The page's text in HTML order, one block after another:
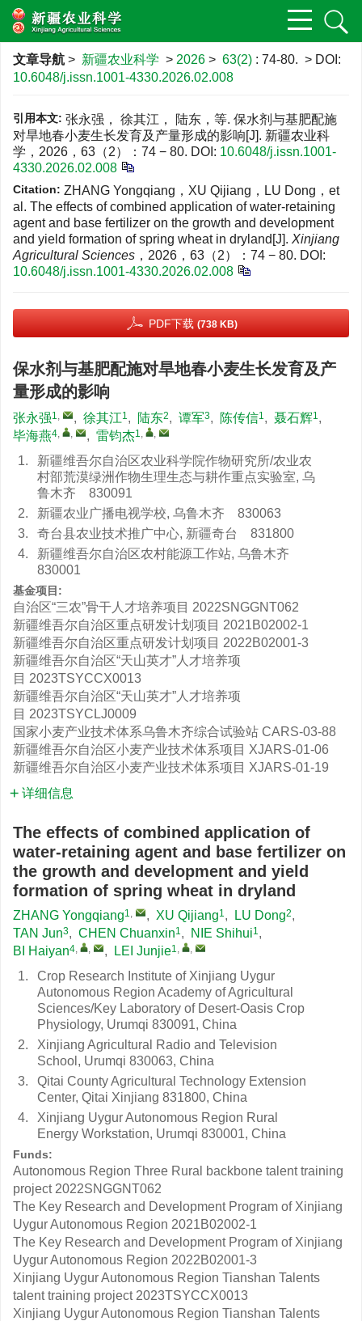
文章导航 > 新疆农业科学 > 2026 > 63(2) : 74-80. > DOI:
10.6048/j.issn.1001-4330.2026.02.008
引用本文: 张永强， 徐其江， 陆东，等. 保水剂与基肥配施
对旱地春小麦生长发育及产量形成的影响[J]. 新疆农业科
学，2026，63（2）：74 − 80. DOI: 10.6048/j.issn.1001-
4330.2026.02.008
Citation: ZHANG Yongqiang，XU Qijiang，LU Dong，et
al. The effects of combined application of water-retaining
agent and base fertilizer on the growth and development
and yield formation of spring wheat in dryland[J]. Xinjiang
Agricultural Sciences ，2026，63（2）：74 − 80. DOI:
10.6048/j.issn.1001-4330.2026.02.008
PDF下载 (738 KB)
保水剂与基肥配施对旱地春小麦生长发育及产
量形成的影响
张永强1, , 徐其江1, 陆东2, 谭军3, 陈传信1, 聂石辉1,
毕海燕4, , , 雷钧杰1, ,
1.
新疆维吾尔自治区农业科学院作物研究所/农业农
村部荒漠绿洲作物生理生态与耕作重点实验室, 乌
鲁木齐 830091
2.
新疆农业广播电视学校, 乌鲁木齐 830063
3.
奇台县农业技术推广中心, 新疆奇台 831800
4.
新疆维吾尔自治区农村能源工作站, 乌鲁木齐
830001
基金项目:
自治区“三农”骨干人才培养项目 2022SNGGNT062
新疆维吾尔自治区重点研发计划项目 2021B02002-1
新疆维吾尔自治区重点研发计划项目 2022B02001-3
新疆维吾尔自治区“天山英才”人才培养项
目 2023TSYCCX0013
新疆维吾尔自治区“天山英才”人才培养项
目 2023TSYCLJ0009
国家小麦产业技术体系乌鲁木齐综合试验站 CARS-03-88
新疆维吾尔自治区小麦产业技术体系项目 XJARS-01-06
新疆维吾尔自治区小麦产业技术体系项目 XJARS-01-19
详细信息
The effects of combined application of
water-retaining agent and base fertilizer on
the growth and development and yield
formation of spring wheat in dryland
ZHANG Yongqiang1, , XU Qijiang1, LU Dong2,
TAN Jun3, CHEN Chuanxin1, NIE Shihui1,
BI Haiyan4, , , LEI Junjie1, ,
1.
Crop Research Institute of Xinjiang Uygur
Autonomous Region Academy of Agricultural
Sciences/Key Laboratory of Desert-Oasis Crop
Physiology, Urumqi 830091, China
2.
Xinjiang Agricultural Radio and Television
School, Urumqi 830063, China
3.
Qitai County Agricultural Technology Extension
Center, Qitai Xinjiang 831800, China
4.
Xinjiang Uygur Autonomous Region Rural
Energy Workstation, Urumqi 830001, China
Funds:
Autonomous Region Three Rural backbone talent training
project 2022SNGGNT062
The Key Research and Development Program of Xinjiang
Uygur Autonomous Region 2021B02002-1
The Key Research and Development Program of Xinjiang
Uygur Autonomous Region 2022B02001-3
Xinjiang Uygur Autonomous Region Tianshan Talents
talent training project 2023TSYCCX0013
Xinjiang Uygur Autonomous Region Tianshan Talents